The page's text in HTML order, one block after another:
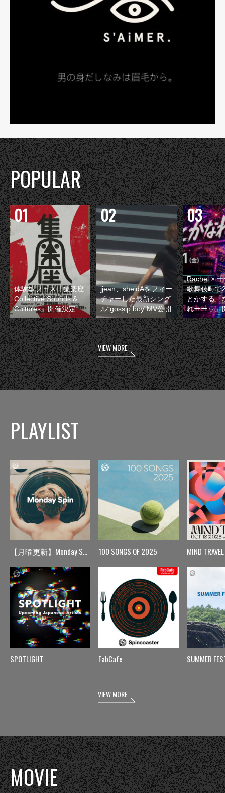
POPULAR
体験型フェス『集楽座
Collective Sounds &
Cultures』開催決定
jjean、sheidAをフィー
チャーした最新シング
ル“gossip boy”MV公開
Rachel ×
歌舞伎町で
とかする『
れーーッ』
VIEW MORE
PLAYLIST
【月曜更新】Monday Spin
SPOTLIGHT
100 SONGS OF 2025
FabCafe
MIND TRAVEL
SUMMER
VIEW MORE
MOVIE